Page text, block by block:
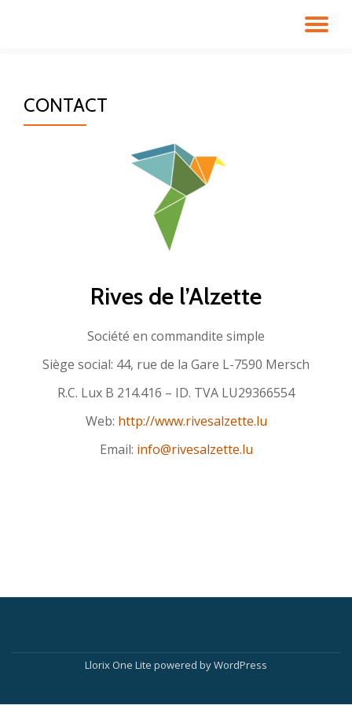
CONTACT
Rives de l’Alzette
Société en commandite simple
Siège social: 44, rue de la Gare L-7590 Mersch
R.C. Lux B 214.416 – ID. TVA LU29366554
Web: http://www.rivesalzette.lu
Email: info@rivesalzette.lu
Secondary
Llorix One Lite powered byWordPress